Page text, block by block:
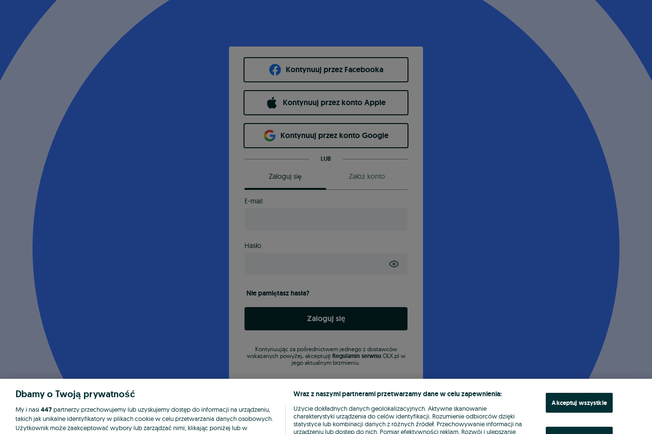
Kontynuuj przez Facebooka
Kontynuuj przez konto Apple
Kontynuuj przez konto Google
LUB
Zaloguj się Załóż konto
E-mail
Hasło
Nie pamiętasz hasła?
Zaloguj się
Kontynuując za pośrednictwem jednego z dostawców
wskazanych powyżej, akceptuję Regulamin serwisu OLX.pl w
jego aktualnym brzmieniu.
Dbamy o Twoją prywatność
My i nasi 447partnerzy przechowujemy lub uzyskujemy dostęp do informacji na urządzeniu,
takich jak unikalne identyfikatory w plikach cookie w celu przetwarzania danych osobowych.
Użytkownik może zaakceptować wybory lub zarządzać nimi, klikając poniżej lub w
Wraz z naszymi partnerami przetwarzamy dane w celu zapewnienia:
Użycie dokładnych danych geolokalizacyjnych. Aktywne skanowanie
charakterystyki urządzenia do celów identyfikacji. Rozumienie odbiorców dzięki
statystyce lub kombinacji danych z różnych źródeł. Przechowywanie informacji na
urządzeniu lub dostęp do nich. Pomiar efektywności reklam. Rozwój i ulepszanie
Akceptuj wszystkie